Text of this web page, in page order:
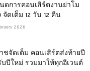
ดการคอนเสิร์ตงานย่าโม
จัดเต็ม 12 วัน 12 คืน
2026
ชจัดเต็ม คอนเสิร์ตส่งท้ายปี
บปีใหม่ รวมมาให้ทุกอีเวนต์